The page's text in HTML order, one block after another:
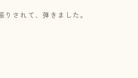
されて、弾きました。